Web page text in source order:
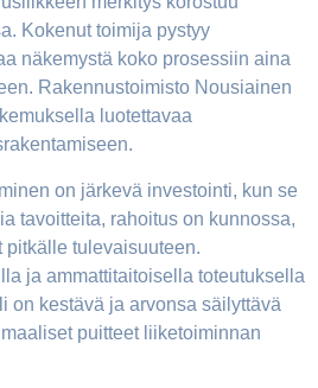
Kokenut toimija pystyy
näkemystä koko prosessiin aina
Rakennustoimisto Nousiainen
luotettavaa
on järkevä investointi, kun se
tavoitteita, rahoitus on kunnossa,
pitkälle tulevaisuuteen.
ja ammattitaitoisella toteutuksella
on kestävä ja arvonsa säilyttävä
puitteet liiketoiminnan